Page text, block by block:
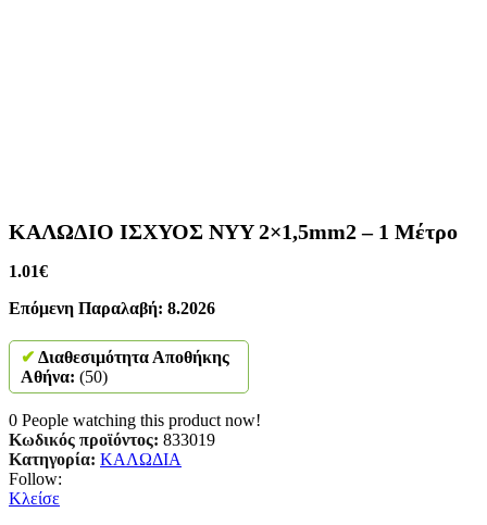
ΚΑΛΩΔΙΟ ΙΣΧΥΟΣ NYY 2×1,5mm2 – 1 Μέτρο
1.01€
Επόμενη Παραλαβή: 8.2026
✔ Διαθεσιμότητα Αποθήκης
Αθήνα: (50)
0 People watching this product now!
Κωδικός προϊόντος: 833019
Κατηγορία: ΚΑΛΩΔΙΑ
Follow:
Κλείσε